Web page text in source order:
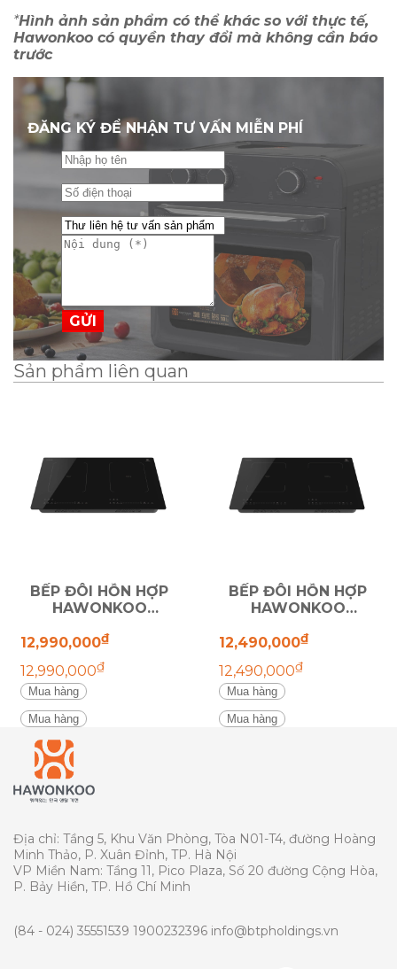
*Hình ảnh sản phẩm có thể khác so với thực tế,
Hawonkoo có quyền thay đổi mà không cần báo
trước
ĐĂNG KÝ ĐỂ NHẬN TƯ VẤN MIỄN PHÍ
GỬI
Sản phẩm liên quan
BẾP ĐÔI HỖN HỢP
HAWONKOO
4800W
12,990,000₫
12,990,000₫
Mua hàng
Mua hàng
BẾP ĐÔI HỖN HỢP
HAWONKOO
4800W
12,490,000₫
12,490,000₫
Mua hàng
Mua hàng
Địa chỉ: Tầng 5, Khu Văn Phòng, Tòa N01-T4, đường Hoàng
Minh Thảo, P. Xuân Đỉnh, TP. Hà Nội
VP Miền Nam: Tầng 11, Pico Plaza, Số 20 đường Cộng Hòa,
P. Bảy Hiền, TP. Hồ Chí Minh
(84 - 024) 35551539 1900232396 info@btpholdings.vn